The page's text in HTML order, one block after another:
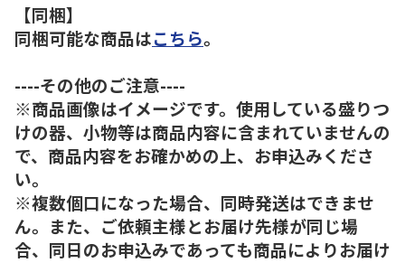
【同梱】
同梱可能な商品はこちら。
----その他のご注意----
※商品画像はイメージです。使用している盛りつ
けの器、小物等は商品内容に含まれていませんの
で、商品内容をお確かめの上、お申込みくださ
い。
※複数個口になった場合、同時発送はできませ
ん。また、ご依頼主様とお届け先様が同じ場
合、同日のお申込みであっても商品によりお届け